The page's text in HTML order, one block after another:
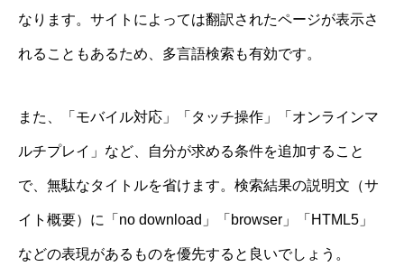
なります。サイトによっては翻訳されたページが表示さ
れることもあるため、多言語検索も有効です。
また、「モバイル対応」「タッチ操作」「オンラインマ
ルチプレイ」など、自分が求める条件を追加すること
で、無駄なタイトルを省けます。検索結果の説明文（サ
イト概要）に「no download」「browser」「HTML5」
などの表現があるものを優先すると良いでしょう。